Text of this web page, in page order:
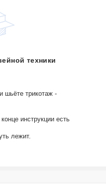
техники
шьёте трикотаж -
инструкции есть
лежит.